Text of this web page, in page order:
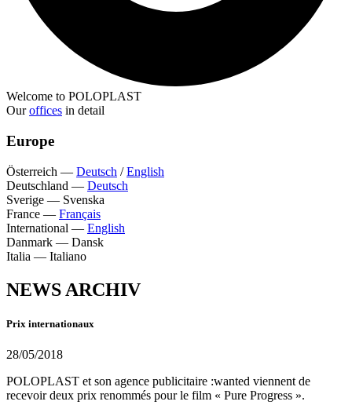
Welcome to POLOPLAST
Ouroffices in detail
Europe
Österreich — Deutsch /English
Deutschland — Deutsch
Sverige — Svenska
France — Français
International — English
Danmark — Dansk
Italia — Italiano
NEWS ARCHIV
Prix internationaux
28/05/2018
POLOPLAST et son agence publicitaire :wanted viennent de
recevoir deux prix renommés pour le film « Pure Progress ».